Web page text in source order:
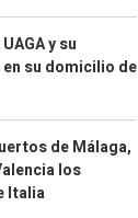
y su
su domicilio de
de Málaga,
los
Italia